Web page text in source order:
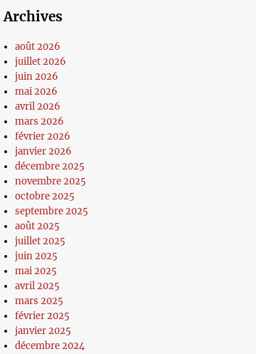
Archives
août 2026
juillet 2026
juin 2026
mai 2026
avril 2026
mars 2026
février 2026
janvier 2026
décembre 2025
novembre 2025
octobre 2025
septembre 2025
août 2025
juillet 2025
juin 2025
mai 2025
avril 2025
mars 2025
février 2025
janvier 2025
décembre 2024